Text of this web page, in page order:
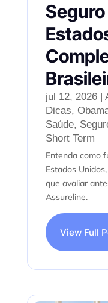
jul 12, 2026|
Dicas,
Saúde,
Short Term
Entenda como
Estados
que avaliar
Assureline.
View Full